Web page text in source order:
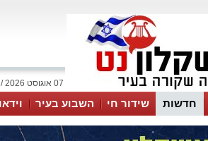
07 אוגוסט 2026 / 14:29
חדשות שידור חי השבוע בעיר וידאו